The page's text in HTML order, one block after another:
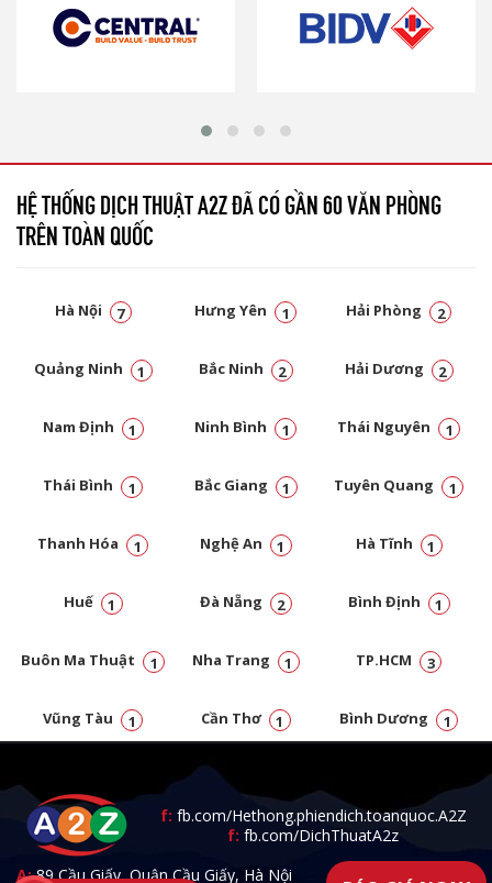
HỆ THỐNG DỊCH THUẬT A2Z ĐÃ CÓ GẦN 60 VĂN PHÒNG
TRÊN TOÀN QUỐC
Hà Nội 7 Hưng Yên 1 Hải Phòng 2
Quảng Ninh 1 Bắc Ninh 2 Hải Dương 2
Nam Định 1 Ninh Bình 1 Thái Nguyên 1
Thái Bình 1 Bắc Giang 1 Tuyên Quang 1
Thanh Hóa 1 Nghệ An 1 Hà Tĩnh 1
Huế 1 Đà Nẵng 2 Bình Định 1
Buôn Ma Thuật 1 Nha Trang 1 TP.HCM 3
Vũng Tàu 1 Cần Thơ 1 Bình Dương 1
f: fb.com/Hethong.phiendich.toanquoc.A2Z
f: fb.com/DichThuatA2z
A:89 Cầu Giấy, Quận Cầu Giấy, Hà Nội